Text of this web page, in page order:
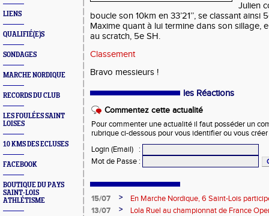
LIENS
QUALIFIÉ(E)S
SONDAGES
MARCHE NORDIQUE
RECORDS DU CLUB
LES FOULÉES SAINT
LOISES
10 KMS DES ECLUSES
FACEBOOK
BOUTIQUE DU PAYS
SAINT-LOIS
ATHLÉTISME
Julien
boucle son 10km en 33’21’’, se classant ainsi
Maxime quant à lui termine dans son sillage,
au scratch, 5e SH.
Classement
Bravo messieurs !
les Réactions
Commentez cette actualité
Pour commenter une actualité il faut posséder un
rubrique ci-dessous pour vous identifier ou vous
Login (Email)
:
Mot de Passe :
15/07 >
En Marche Nordique, 6 Saint-Lois
13/07
>
Lola Ruel au championnat de France